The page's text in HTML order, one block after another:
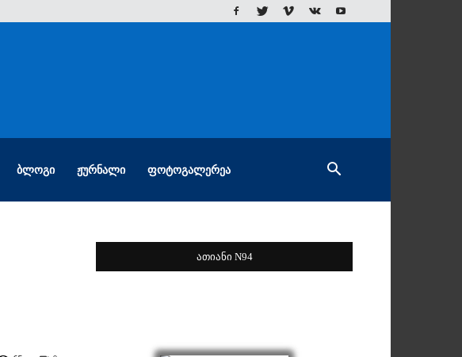
ᲑᲚᲝᲒᲘ ᲟᲣᲠᲜᲐᲚᲘ ᲤᲝᲢᲝᲒᲐᲚᲔᲠᲔᲐ
ათიანი N94